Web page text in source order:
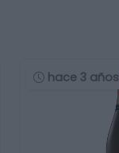
hace 3 años